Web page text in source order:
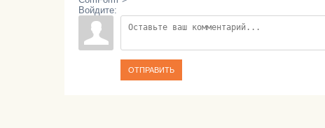
Войдите:
ОТПРАВИТЬ